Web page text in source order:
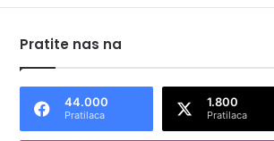
Pratite nas na
44.000
Pratilaca
1.800
Pratilaca